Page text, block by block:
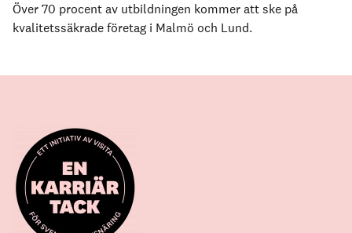
Över 70 procent av utbildningen kommer att ske på
kvalitetssäkrade företag i Malmö och Lund.